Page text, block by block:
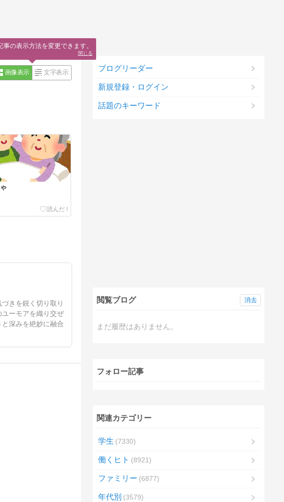
画像表示 文字表示
きを鋭く切り取り
ーモアを織り交ぜ
深みを絶妙に融合
ブログリーダー
新規登録・ログイン
話題のキーワード
閲覧ブログ
まだ履歴はありません。
消去
フォロー記事
関連カテゴリー
学生 7330
働くヒト 8921
ファミリー 6877
年代別 3579
事の表示方法を変更できます。
閉じる